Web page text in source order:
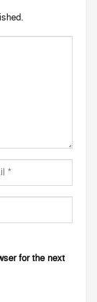
for the next